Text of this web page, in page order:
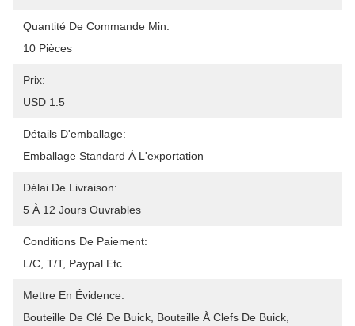
Quantité De Commande Min:
10 Pièces
Prix:
USD 1.5
Détails D'emballage:
Emballage Standard À L'exportation
Délai De Livraison:
5 À 12 Jours Ouvrables
Conditions De Paiement:
L/C, T/T, Paypal Etc.
Mettre En Évidence:
Bouteille De Clé De Buick Bouteille À Clefs De Buick